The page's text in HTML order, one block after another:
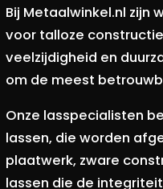
Bij Metaalwinkel.nl zijn
voor talloze
veelzijdigheid en
om de meest
Onze lasspecialisten
lassen, die worden
plaatwerk, zware
lassen die de